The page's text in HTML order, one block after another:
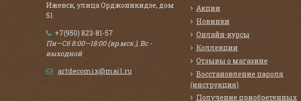
Ижевск, улица Орджоникидзе, дом
51
+7(950) 823-81-57
Пн—Сб 8:00—18:00 (вр.мск.), Вс -
выходной
artdecomix@mail.ru
Акции
Новинки
Онлайн-курсы
Коллекции
Отзывы о магазине
Восстановление пароля
(инструкция)
Получение приобретенных